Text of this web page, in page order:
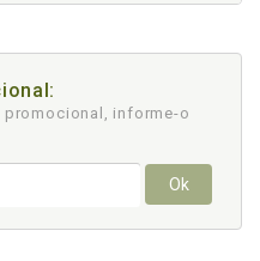
informe-o
Ok